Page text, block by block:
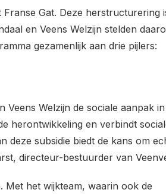
Gat. Deze herstructurering
en Veens Welzijn stelden
gezamenlijk aan drie pijlers:
Veens Welzijn de sociale aanpak
herontwikkeling en verbindt
deze subsidie biedt de kans om
directeur-bestuurder van
Met het wijkteam, waarin ook de